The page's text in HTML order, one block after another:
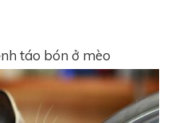
táo bón ở mèo